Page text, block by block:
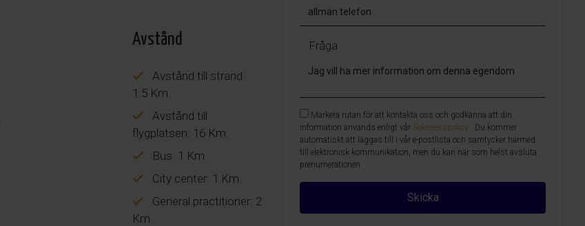
Avstånd
Avstånd till strand:
1.5 Km.
Avstånd till
flygplatsen: 16 Km.
Bus: 1 Km.
City center: 1 Km.
General practitioner: 2
Km.
Fråga
Markera rutan för att kontakta oss och godkänna att din
information används enligt vår Sekretesspolicy
. Du kommer
automatiskt att läggas till i vår e-postlista och samtycker härmed
till elektronisk kommunikation, men du kan när som helst avsluta
prenumerationen